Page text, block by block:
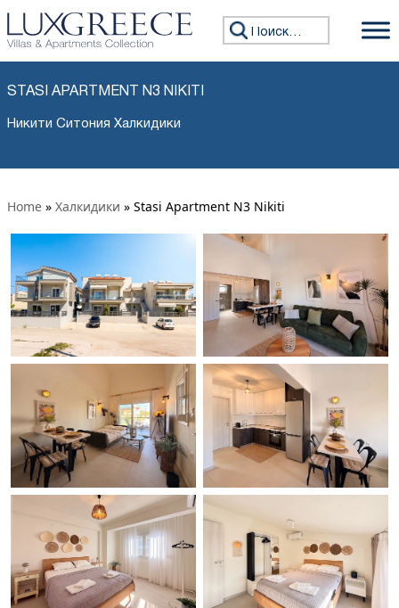
Искать:
STASI APARTMENT N3 NIKITI
Никити Ситония Халкидики
Home » Халкидики » Stasi Apartment N3 Nikiti